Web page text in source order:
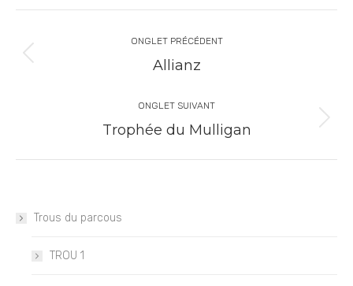
ONGLET PRÉCÉDENT
Allianz
ONGLET SUIVANT
Trophée du Mulligan
Trous du parcous
TROU 1